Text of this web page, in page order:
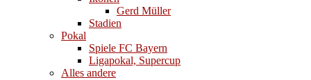
Gerd Müller
Stadien
Pokal
Spiele FC Bayern
Ligapokal, Supercup
Alles andere